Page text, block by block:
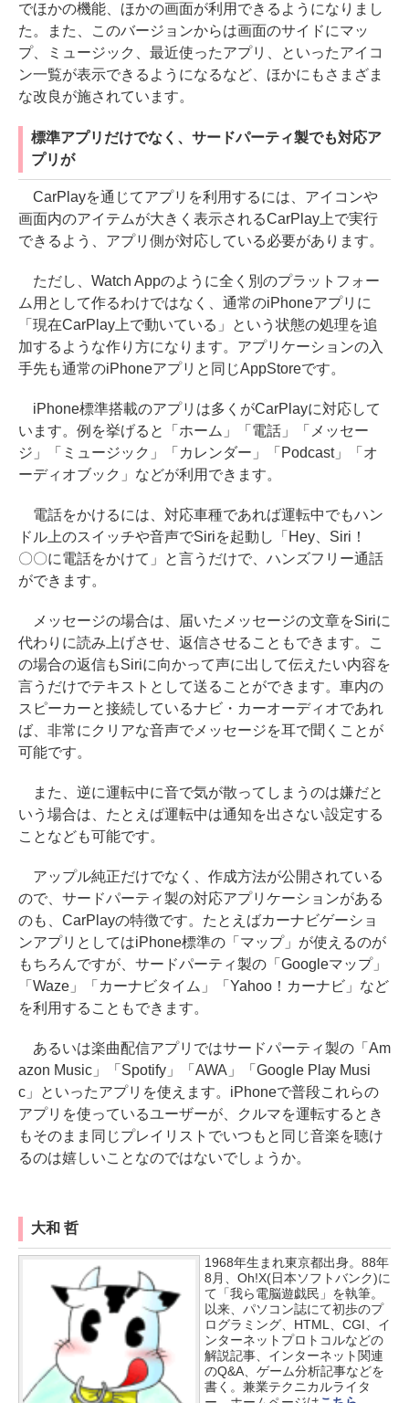
でほかの機能、ほかの画面が利用できるようになりまし
た。また、このバージョンからは画面のサイドにマッ
プ、ミュージック、最近使ったアプリ、といったアイコ
ン一覧が表示できるようになるなど、ほかにもさまざま
な改良が施されています。
標準アプリだけでなく、サードパーティ製でも対応ア
プリが
CarPlayを通じてアプリを利用するには、アイコンや
画面内のアイテムが大きく表示されるCarPlay上で実行
できるよう、アプリ側が対応している必要があります。
ただし、Watch Appのように全く別のプラットフォー
ム用として作るわけではなく、通常のiPhoneアプリに
「現在CarPlay上で動いている」という状態の処理を追
加するような作り方になります。アプリケーションの入
手先も通常のiPhoneアプリと同じAppStoreです。
iPhone標準搭載のアプリは多くがCarPlayに対応して
います。例を挙げると「ホーム」「電話」「メッセー
ジ」「ミュージック」「カレンダー」「Podcast」「オ
ーディオブック」などが利用できます。
電話をかけるには、対応車種であれば運転中でもハン
ドル上のスイッチや音声でSiriを起動し「Hey、Siri！
〇〇に電話をかけて」と言うだけで、ハンズフリー通話
ができます。
メッセージの場合は、届いたメッセージの文章をSiriに
代わりに読み上げさせ、返信させることもできます。こ
の場合の返信もSiriに向かって声に出して伝えたい内容を
言うだけでテキストとして送ることができます。車内の
スピーカーと接続しているナビ・カーオーディオであれ
ば、非常にクリアな音声でメッセージを耳で聞くことが
可能です。
また、逆に運転中に音で気が散ってしまうのは嫌だと
いう場合は、たとえば運転中は通知を出さない設定する
ことなども可能です。
アップル純正だけでなく、作成方法が公開されている
ので、サードパーティ製の対応アプリケーションがある
のも、CarPlayの特徴です。たとえばカーナビゲーショ
ンアプリとしてはiPhone標準の「マップ」が使えるのが
もちろんですが、サードパーティ製の「Googleマップ」
「Waze」「カーナビタイム」「Yahoo！カーナビ」など
を利用することもできます。
あるいは楽曲配信アプリではサードパーティ製の「Am
azon Music」「Spotify」「AWA」「Google Play Musi
c」といったアプリを使えます。iPhoneで普段これらの
アプリを使っているユーザーが、クルマを運転するとき
もそのまま同じプレイリストでいつもと同じ音楽を聴け
るのは嬉しいことなのではないでしょうか。
大和 哲
1968年生まれ東京都出身。88年
8月、Oh!X(日本ソフトバンク)に
て「我ら電脳遊戯民」を執筆。
以来、パソコン誌にて初歩のプ
ログラミング、HTML、CGI、イ
ンターネットプロトコルなどの
解説記事、インターネット関連
のQ&A、ゲーム分析記事などを
書く。兼業テクニカルライタ